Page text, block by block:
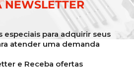
NEWSLETTER
especiais para adquirir seus
atender uma demanda
e Receba ofertas